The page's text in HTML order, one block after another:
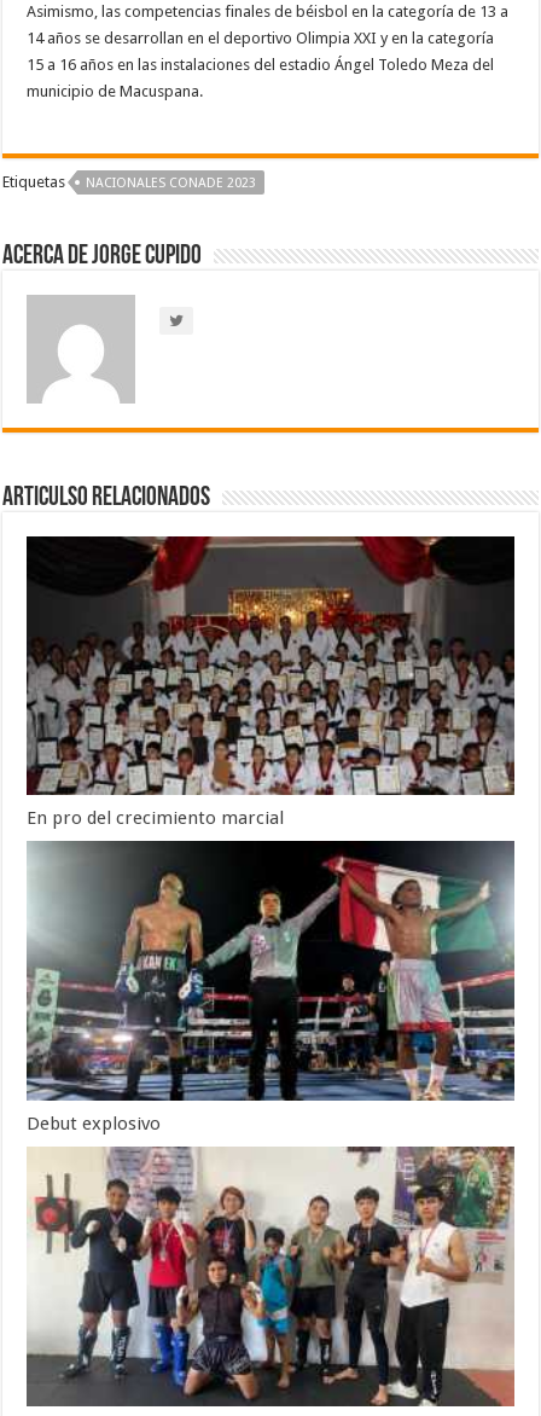
Asimismo, las competencias finales de béisbol en la categoría de 13 a
14 años se desarrollan en el deportivo Olimpia XXI y en la categoría
15 a 16 años en las instalaciones del estadio Ángel Toledo Meza del
municipio de Macuspana.
Etiquetas NACIONALES CONADE 2023
Acerca de Jorge Cupido
Articulso Relacionados
En pro del crecimiento marcial
Debut explosivo